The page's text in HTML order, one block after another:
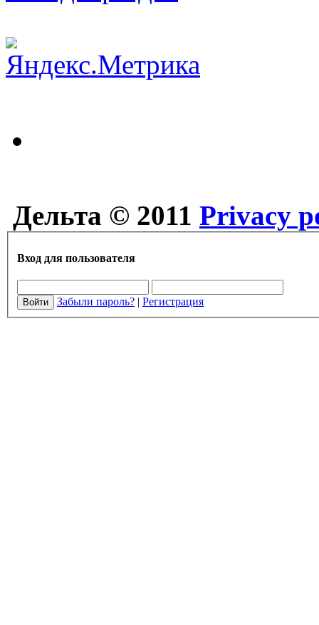
Дельта © 2011 Privacy
Вход для пользователя
Забыли пароль? | Регистрация